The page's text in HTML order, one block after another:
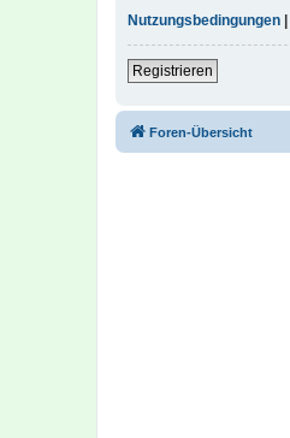
Nutzungsbedingungen |
Registrieren
Foren-Übersicht